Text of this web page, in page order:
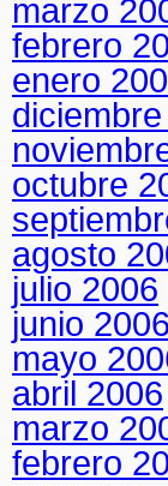
marzo
febrero
enero
octubre
agosto
julio 2006
junio 2006
mayo
abril 2006
marzo
febrero